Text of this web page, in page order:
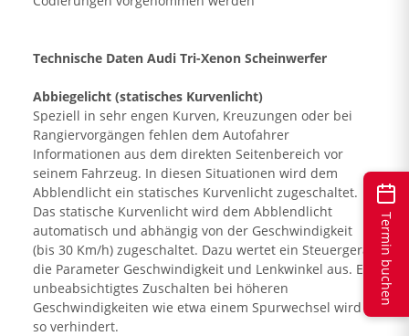
Technische Daten Audi Tri-Xenon Scheinwerfer
Abbiegelicht (statisches Kurvenlicht)
Speziell in sehr engen Kurven, Kreuzungen oder bei
Rangiervorgängen fehlen dem Autofahrer
Informationen aus dem direkten Seitenbereich vor
seinem Fahrzeug. In diesen Situationen wird dem
Abblendlicht ein statisches Kurvenlicht zugeschaltet.
Das statische Kurvenlicht wird dem Abblendlicht
automatisch und abhängig von der Geschwindigkeit
(bis 30 Km/h) zugeschaltet. Dazu wertet ein Steuergerät
die Parameter Geschwindigkeit und Lenkwinkel aus. Ein
unbeabsichtigtes Zuschalten bei höheren
Geschwindigkeiten wie etwa einem Spurwechsel wird
so verhindert.
Termin buchen